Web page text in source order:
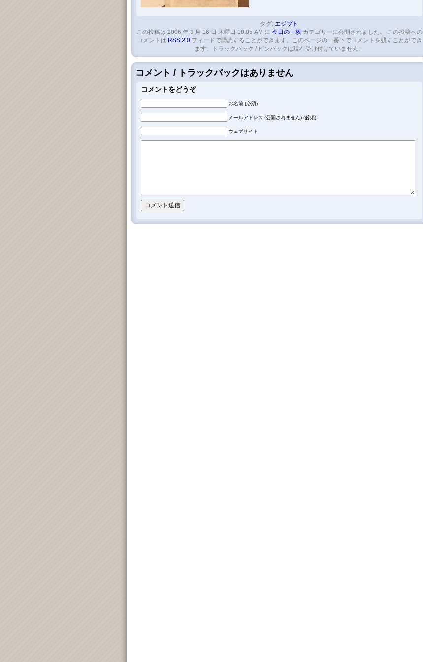
タグ: エジプト
この投稿は 2006 年 3 月 16 日 木曜日 10:05 AM に 今日の一枚カテゴリーに公開されました。 この投稿への
コメントは RSS 2.0フィードで購読することができます。このページの一番下でコメントを残すことができ
ます。トラックバック / ピンバックは現在受け付けていません。
コメント / トラックバックはありません
コメントをどうぞ
お名前 (必須)
メールアドレス (公開されません) (必須)
ウェブサイト